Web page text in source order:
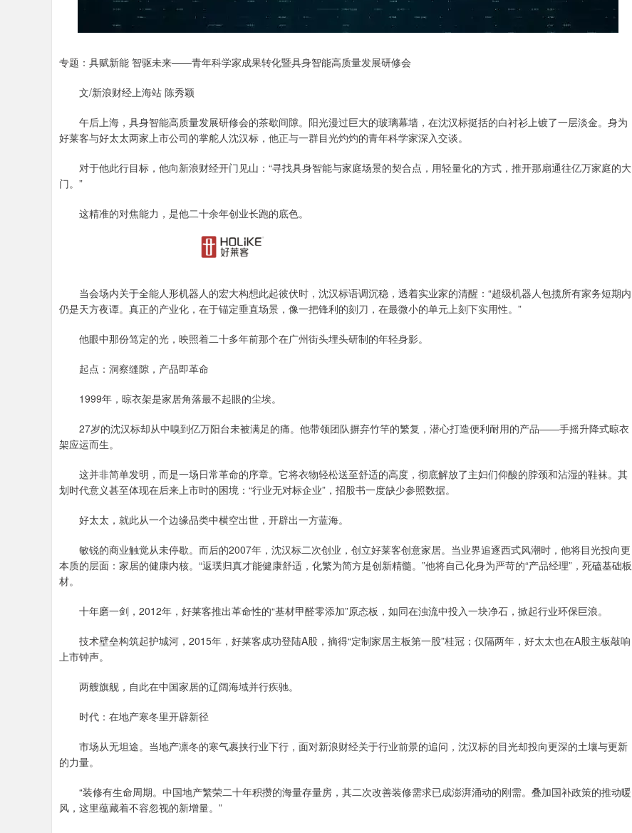
专题：具赋新能 智驱未来——青年科学家成果转化暨具身智能高质量发展研修会
文/新浪财经上海站 陈秀颖
午后上海，具身智能高质量发展研修会的茶歇间隙。阳光漫过巨大的玻璃幕墙，在沈汉标挺括的白衬衫上镀了一层淡金。身为
好莱客与好太太两家上市公司的掌舵人沈汉标，他正与一群目光灼灼的青年科学家深入交谈。
对于他此行目标，他向新浪财经开门见山：“寻找具身智能与家庭场景的契合点，用轻量化的方式，推开那扇通往亿万家庭的大
门。”
这精准的对焦能力，是他二十余年创业长跑的底色。
当会场内关于全能人形机器人的宏大构想此起彼伏时，沈汉标语调沉稳，透着实业家的清醒：“超级机器人包揽所有家务短期内
仍是天方夜谭。真正的产业化，在于锚定垂直场景，像一把锋利的刻刀，在最微小的单元上刻下实用性。”
他眼中那份笃定的光，映照着二十多年前那个在广州街头埋头研制的年轻身影。
起点：洞察缝隙，产品即革命
1999年，晾衣架是家居角落最不起眼的尘埃。
27岁的沈汉标却从中嗅到亿万阳台未被满足的痛。他带领团队摒弃竹竿的繁复，潜心打造便利耐用的产品——手摇升降式晾衣
架应运而生。
这并非简单发明，而是一场日常革命的序章。它将衣物轻松送至舒适的高度，彻底解放了主妇们仰酸的脖颈和沾湿的鞋袜。其
划时代意义甚至体现在后来上市时的困境：“行业无对标企业”，招股书一度缺少参照数据。
好太太，就此从一个边缘品类中横空出世，开辟出一方蓝海。
敏锐的商业触觉从未停歇。而后的2007年，沈汉标二次创业，创立好莱客创意家居。当业界追逐西式风潮时，他将目光投向更
本质的层面：家居的健康内核。“返璞归真才能健康舒适，化繁为简方是创新精髓。”他将自己化身为严苛的“产品经理”，死磕基础板
材。
十年磨一剑，2012年，好莱客推出革命性的“基材甲醛零添加”原态板，如同在浊流中投入一块净石，掀起行业环保巨浪。
技术壁垒构筑起护城河，2015年，好莱客成功登陆A股，摘得“定制家居主板第一股”桂冠；仅隔两年，好太太也在A股主板敲响
上市钟声。
两艘旗舰，自此在中国家居的辽阔海域并行疾驰。
时代：在地产寒冬里开辟新径
市场从无坦途。当地产凛冬的寒气裹挟行业下行，面对新浪财经关于行业前景的追问，沈汉标的目光却投向更深的土壤与更新
的力量。
“装修有生命周期。中国地产繁荣二十年积攒的海量存量房，其二次改善装修需求已成澎湃涌动的刚需。叠加国补政策的推动暖
风，这里蕴藏着不容忽视的新增量。”